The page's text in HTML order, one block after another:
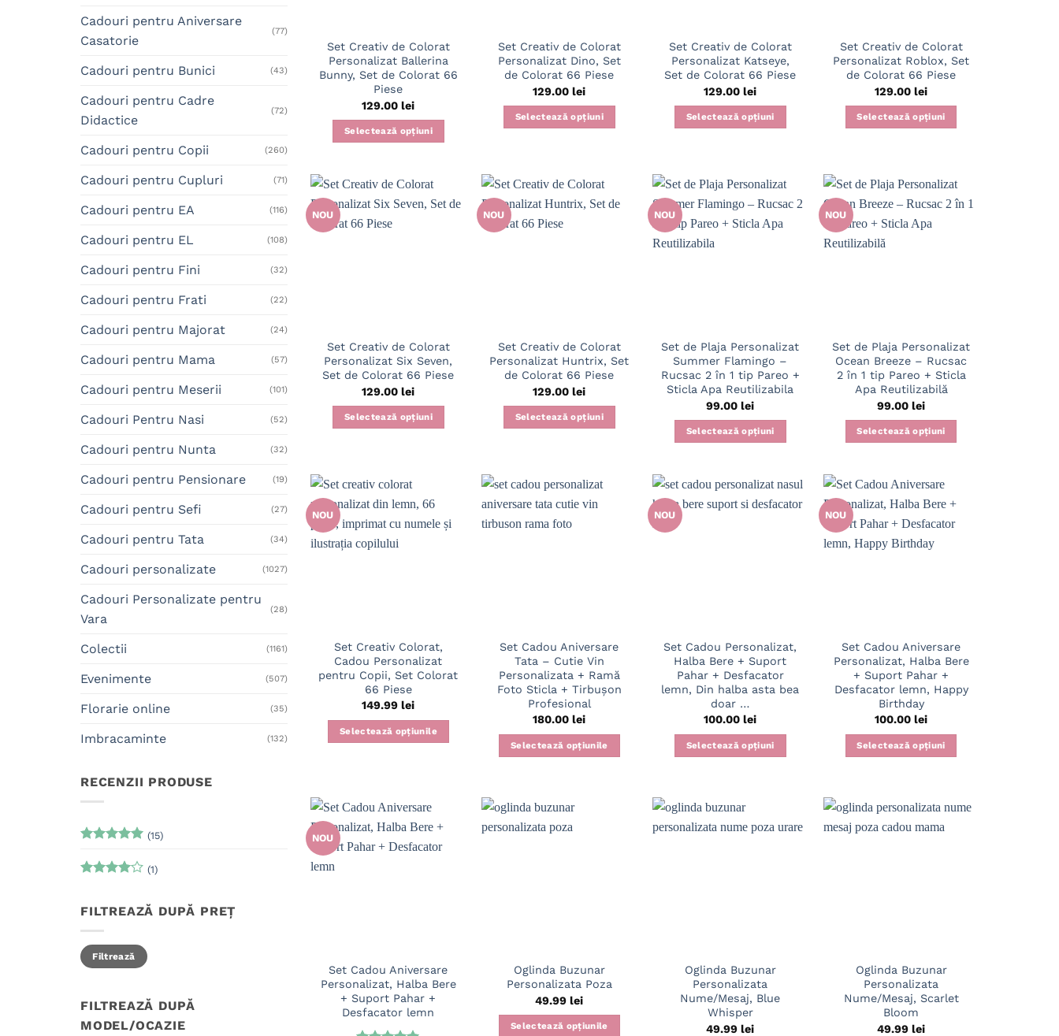
Cadouri pentru Aniversare
Casatorie
(77)
Cadouri pentru Bunici (43)
Cadouri pentru Cadre
Didactice
(72)
Cadouri pentru Copii (260)
Cadouri pentru Cupluri (71)
Cadouri pentru EA (116)
Cadouri pentru EL (108)
Cadouri pentru Fini (32)
Cadouri pentru Frati (22)
Cadouri pentru Majorat (24)
Cadouri pentru Mama (57)
Cadouri pentru Meserii (101)
Cadouri Pentru Nasi (52)
Cadouri pentru Nunta (32)
Cadouri pentru Pensionare (19)
Cadouri pentru Sefi (27)
Cadouri pentru Tata (34)
Cadouri personalizate (1027)
Cadouri Personalizate pentru
Vara
(28)
Colectii (1161)
Evenimente (507)
Florarie online (35)
Imbracaminte (132)
RECENZII PRODUSE
5din 5
(15)
5
(1)
FILTREAZĂ DUPĂ PREȚ
Preț
minim
Preț
maxim
Filtrează
FILTREAZĂ DUPĂ
MODEL/OCAZIE
Set Creativ de Colorat
Personalizat Ballerina
Bunny, Set de Colorat 66
Piese
129.00lei
Selectează opțiuni
Set Creativ de Colorat
Personalizat Dino, Set
de Colorat 66 Piese
129.00lei
Selectează opțiuni
Set Creativ de Colorat
Personalizat Katseye,
Set de Colorat 66 Piese
129.00lei
Selectează opțiuni
Set Creativ de Colorat
Personalizat Roblox, Set
de Colorat 66 Piese
129.00lei
Selectează opțiuni
NOU
Set Creativ de Colorat
Personalizat Six Seven,
Set de Colorat 66 Piese
129.00lei
Selectează opțiuni
NOU
Set Creativ de Colorat
Personalizat Huntrix, Set
de Colorat 66 Piese
129.00lei
Selectează opțiuni
NOU
Set de Plaja Personalizat
Summer Flamingo –
Rucsac 2 în 1 tip Pareo +
Sticla Apa Reutilizabila
99.00lei
Selectează opțiuni
NOU
Set de Plaja Personalizat
Ocean Breeze – Rucsac
2 în 1 tip Pareo + Sticla
Apa Reutilizabilă
99.00lei
Selectează opțiuni
NOU
Set Creativ Colorat,
Cadou Personalizat
pentru Copii, Set Colorat
66 Piese
149.99lei
Selectează opțiunile
Set Cadou Aniversare
Tata – Cutie Vin
Personalizata + Ramă
Foto Sticla + Tirbușon
Profesional
180.00lei
Selectează opțiunile
NOU
Set Cadou Personalizat,
Halba Bere + Suport
Pahar + Desfacator
lemn, Din halba asta bea
doar …
100.00lei
Selectează opțiuni
NOU
Set Cadou Aniversare
Personalizat, Halba Bere
+ Suport Pahar +
Desfacator lemn, Happy
Birthday
100.00lei
Selectează opțiuni
NOU
Set Cadou Aniversare
Personalizat, Halba Bere
+ Suport Pahar +
Desfacator lemn
Oglinda Buzunar
Personalizata Poza
49.99lei
Selectează opțiunile
Oglinda Buzunar
Personalizata
Nume/Mesaj, Blue
Whisper
49.99lei
Oglinda Buzunar
Personalizata
Nume/Mesaj, Scarlet
Bloom
49.99lei